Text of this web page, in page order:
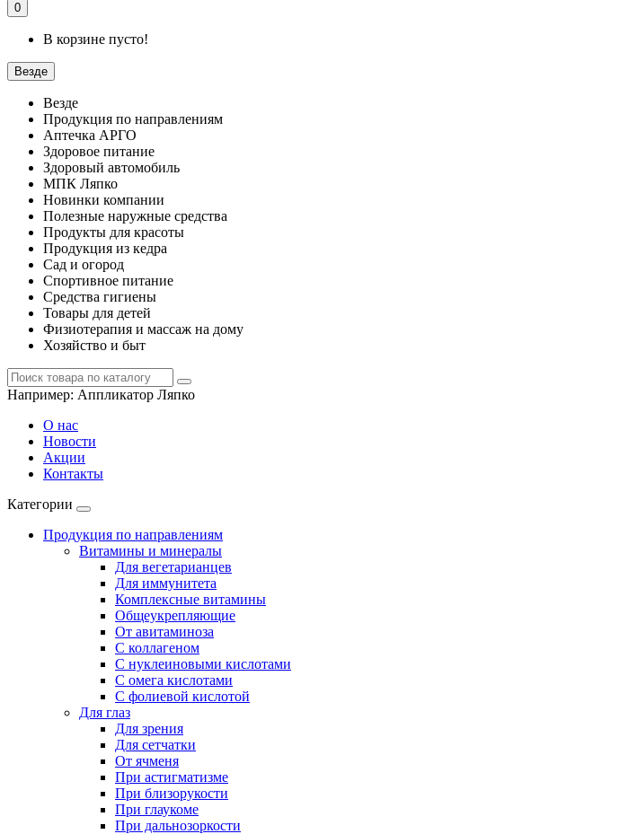
0
В корзине пусто!
Везде
Везде
Продукция по направлениям
Аптечка АРГО
Здоровое питание
Здоровый автомобиль
МПК Ляпко
Новинки компании
Полезные наружные средства
Продукты для красоты
Продукция из кедра
Сад и огород
Спортивное питание
Средства гигиены
Товары для детей
Физиотерапия и массаж на дому
Хозяйство и быт
Например: Аппликатор Ляпко
О нас
Новости
Акции
Контакты
Категории
Продукция по направлениям
Витамины и минералы
Для вегетарианцев
Для иммунитета
Комплексные витамины
Общеукрепляющие
От авитаминоза
С коллагеном
С нуклеиновыми кислотами
С омега кислотами
С фолиевой кислотой
Для глаз
Для зрения
Для сетчатки
От ячменя
При астигматизме
При близорукости
При глаукоме
При дальнозоркости